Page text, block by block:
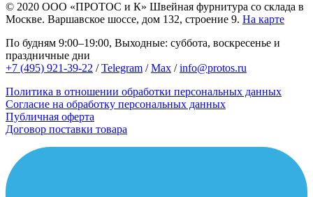
© 2020 ООО «ПРОТОС и К» Швейная фурнитура со склада в
Москве. Варшавское шоссе, дом 132, строение 9. На карте
По будням 9:00–19:00, Выходные: суббота, воскресенье и
праздничные дни
+7 (495) 921-39-22 /Telegram /Max /info@protos.ru
Политика в отношении обработки персональных данных
Согласие на обработку персональных данных
Публичная оферта
Договор поставки товара